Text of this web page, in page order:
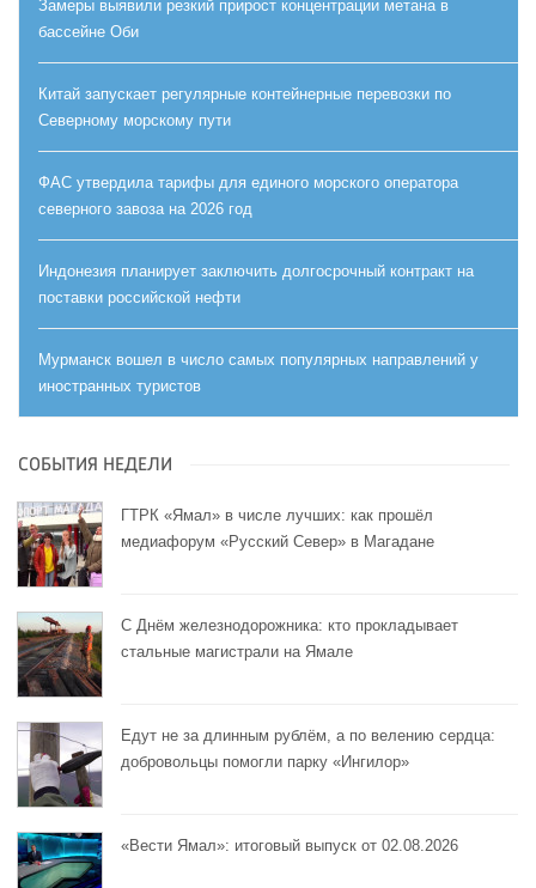
Замеры выявили резкий прирост концентрации метана в
бассейне Оби
Китай запускает регулярные контейнерные перевозки по
Северному морскому пути
ФАС утвердила тарифы для единого морского оператора
северного завоза на 2026 год
Индонезия планирует заключить долгосрочный контракт на
поставки российской нефти
Мурманск вошел в число самых популярных направлений у
иностранных туристов
СОБЫТИЯ НЕДЕЛИ
ГТРК «Ямал» в числе лучших: как прошёл
медиафорум «Русский Север» в Магадане
С Днём железнодорожника: кто прокладывает
стальные магистрали на Ямале
Едут не за длинным рублём, а по велению сердца:
добровольцы помогли парку «Ингилор»
«Вести Ямал»: итоговый выпуск от 02.08.2026